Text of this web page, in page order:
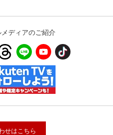
ディアのご紹介
せはこちら